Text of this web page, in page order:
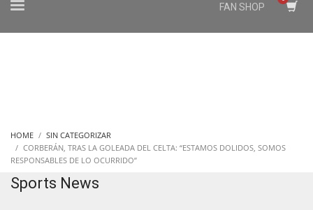
FAN SHOP
HOME
SIN CATEGORIZAR
CORBERÁN, TRAS LA GOLEADA DEL CELTA: “ESTAMOS DOLIDOS, SOMOS
RESPONSABLES DE LO OCURRIDO”
Sports News